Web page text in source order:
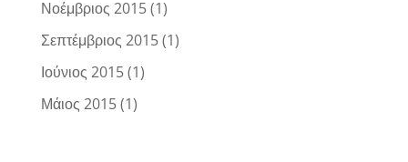
Νοέμβριος 2015(1)
Σεπτέμβριος 2015(1)
Ιούνιος 2015(1)
Μάιος 2015(1)